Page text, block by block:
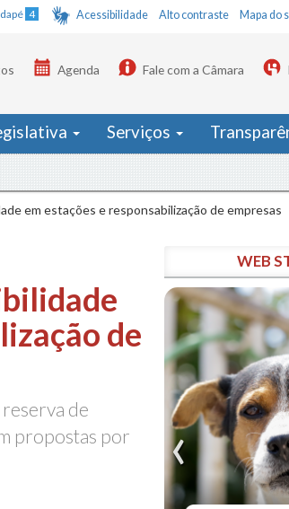
4 Acessibilidade Alto contraste Mapa do
Agenda Fale com a Câmara
Serviços
em estações e responsabilização de empresas
de
de
propostas por
WEB